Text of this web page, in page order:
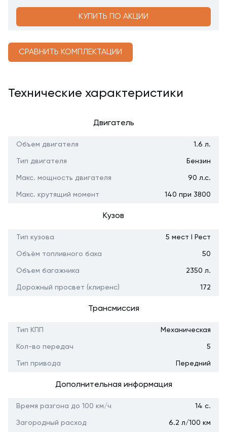
КУПИТЬ ПО АКЦИИ
СРАВНИТЬ КОМПЛЕКТАЦИИ
Технические характеристики
Двигатель
Объем двигателя 1.6 л.
Тип двигателя Бензин
Макс. мощность двигателя 90 л.с.
Макс. крутящий момент 140 при 3800
Кузов
Тип кузова 5 мест I Рест
Объём топливного бака 50
Объем багажника 2350 л.
Дорожный просвет (клиренс) 172
Трансмиссия
Тип КПП Механическая
Кол-во передач 5
Тип привода Передний
Дополнительная информация
Время разгона до 100 км/ч 14 с.
Загородный расход 6.2 л/100 км